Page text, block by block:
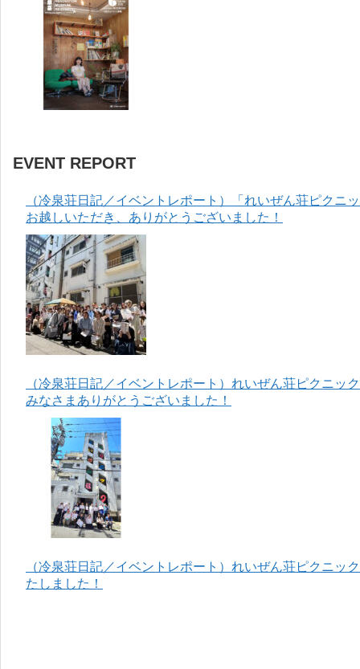
EVENT REPORT
（冷泉荘日記／イベントレポート）「れいぜん荘ピクニ
お越しいただき、ありがとうございました！
（冷泉荘日記／イベントレポート）れいぜん荘ピクニッ
みなさまありがとうございました！
（冷泉荘日記／イベントレポート）れいぜん荘ピクニッ
たしました！